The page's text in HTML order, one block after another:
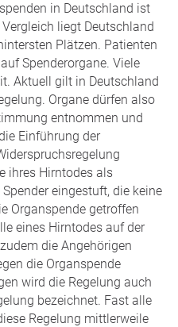
in Deutschland ist
liegt Deutschland
Plätzen. Patienten
Spenderorgane. Viele
Aktuell gilt in Deutschland
Organe dürfen also
entnommen und
Einführung der
ihres Hirntodes als
eingestuft, die keine
Organspende getroffen
eines Hirntodes auf der
die Angehörigen
die Organspende
wird die Regelung auch
bezeichnet. Fast alle
Regelung mittlerweile